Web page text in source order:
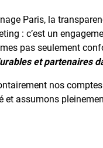
Paris, la
: c’est un
pas seulement
et partenaires
nos
et assumons